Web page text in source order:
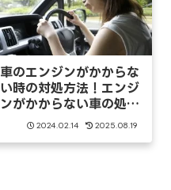
車のエンジンがかからな
い時の対処方法！エンジ
ンがかからない車の処分
2024.02.14 2025.08.19